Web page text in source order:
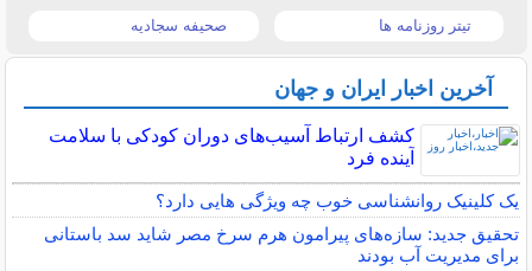
تیتر روزنامه ها صحیفه سجادیه
آخرین اخبار ایران و جهان
کشف ارتباط آسیب‌های دوران کودکی با سلامت
آینده فرد
یک کلینیک روانشناسی خوب چه ویژگی هایی دارد؟
تحقیق جدید: سازه‌های پیرامون هرم سرخ مصر شاید سد باستانی
برای مدیریت آب بودند